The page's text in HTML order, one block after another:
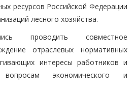
ресурсов Российской Федерации
лесного хозяйства.
проводить совместное
отраслевых нормативных
интересы работников и
экономического и